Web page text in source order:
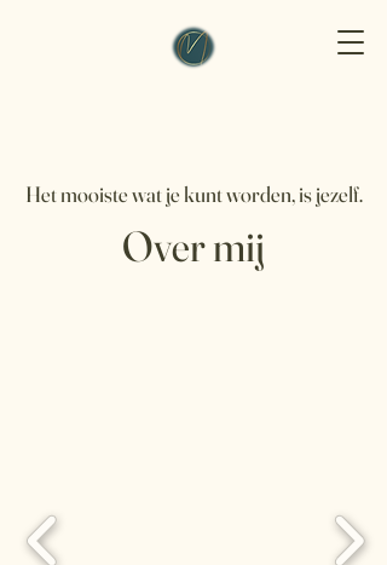
Het mooiste wat je kunt worden, is jezelf.
Over mij